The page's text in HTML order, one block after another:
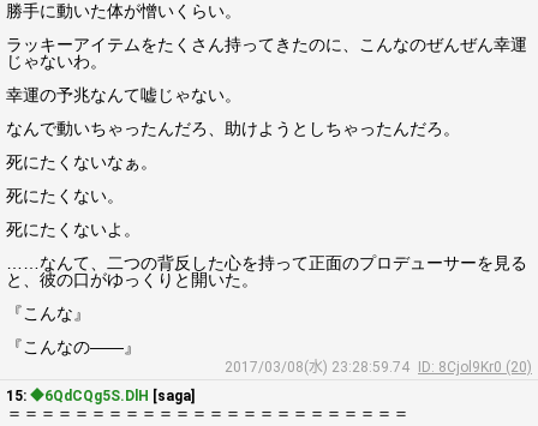
勝手に動いた体が憎いくらい。
ラッキーアイテムをたくさん持ってきたのに、こんなのぜんぜん幸運
じゃないわ。
幸運の予兆なんて嘘じゃない。
なんで動いちゃったんだろ、助けようとしちゃったんだろ。
死にたくないなぁ。
死にたくない。
死にたくないよ。
……なんて、二つの背反した心を持って正面のプロデューサーを見る
と、彼の口がゆっくりと開いた。
『こんな』
『こんなの――』
2017/03/08(水) 23:28:59.74
ID: 8Cjol9Kr0 (20)
15: ◆6QdCQg5S.DlH [saga]
＝＝＝＝＝＝＝＝＝＝＝＝＝＝＝＝＝＝＝＝＝＝＝＝